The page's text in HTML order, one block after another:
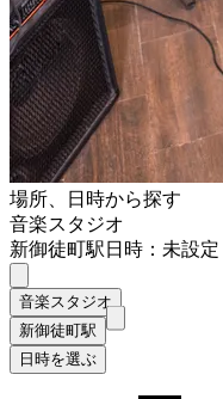
場所、日時から探す
音楽スタジオ
新御徒町駅日時：未設定
音楽スタジオ
新御徒町駅
日時を選ぶ